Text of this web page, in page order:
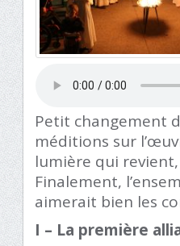
Petit changement
méditions sur
lumière qui
Finalement,
aimerait bien les
I – La première